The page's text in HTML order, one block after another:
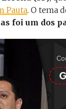
Pauta. O tema
foi um dos